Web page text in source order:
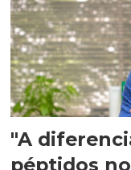
"A
péptidos